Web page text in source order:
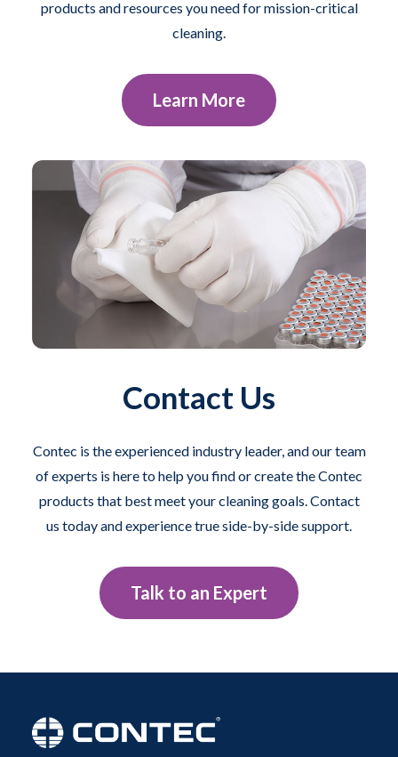
products and resources you need for mission-critical
cleaning.
Learn More
Contact Us
Contec is the experienced industry leader, and our team
of experts is here to help you find or create the Contec
products that best meet your cleaning goals. Contact
us today and experience true side-by-side support.
Talk to an Expert